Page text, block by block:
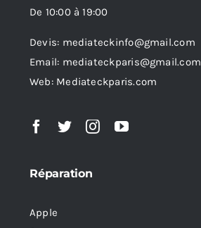
De 10:00 à 19:00
Devis: mediateckinfo@gmail.com
Email: mediateckparis@gmail.com
Web: Mediateckparis.com
Réparation
Apple